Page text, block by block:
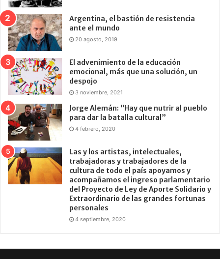
Argentina, el bastión de resistencia
ante el mundo
20 agosto, 2019
El advenimiento de la educación
emocional, más que una solución, un
despojo
3 noviembre, 2021
Jorge Alemán: “Hay que nutrir al pueblo
para dar la batalla cultural”
4 febrero, 2020
Las y los artistas, intelectuales,
trabajadoras y trabajadores de la
cultura de todo el país apoyamos y
acompañamos el ingreso parlamentario
del Proyecto de Ley de Aporte Solidario y
Extraordinario de las grandes fortunas
personales
4 septiembre, 2020